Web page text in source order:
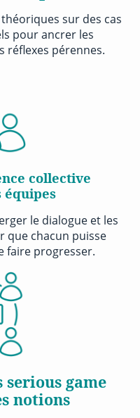
sur des cas
pour ancrer les
réflexes pérennes.
collective
équipes
le dialogue et les
que chacun puisse
faire progresser.
game
notions